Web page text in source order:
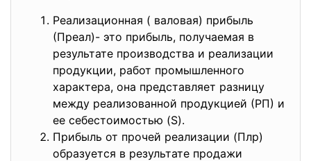
Реализационная ( валовая) прибыль
(Преал)- это прибыль, получаемая в
результате производства и реализации
продукции, работ промышленного
характера, она представляет разницу
между реализованной продукцией (РП) и
ее себестоимостью (S).
Прибыль от прочей реализации (Плр)
образуется в результате продажи